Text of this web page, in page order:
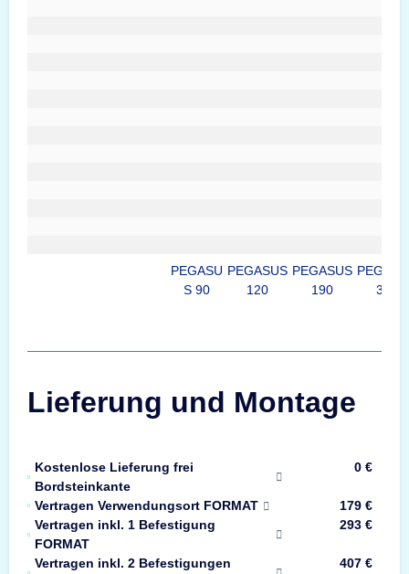
PEGASU
S 90
PEGASUS
120
PEGASUS
190
375
Lieferung und Montage
Kostenlose Lieferung frei
Bordsteinkante
0 €
Vertragen Verwendungsort FORMAT
179 €
Vertragen inkl. 1 Befestigung
FORMAT
293 €
Vertragen inkl. 2 Befestigungen
407 €